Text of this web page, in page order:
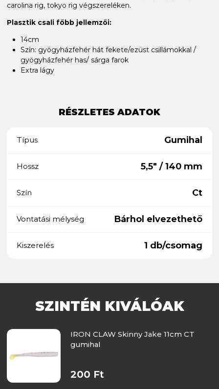
carolina rig, tokyo rig végszereléken.
Plasztik csali főbb jellemzői:
14cm
Szín: gyögyházfehér hát fekete/ezüst csillámokkal /
gyögyházfehér has/ sárga farok
Extra lágy
RÉSZLETES ADATOK
Típus Gumihal
Hossz 5,5" / 140 mm
Szín Ct
Vontatási mélység Bárhol elvezethető
Kiszerelés 1 db/csomag
SZINTÉN KIVÁLÓAK
IRON CLAW Skinny Jake 11cm CT
gumihal
200 Ft